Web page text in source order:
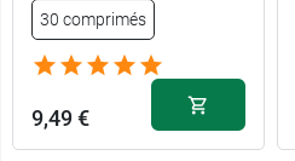
30 comprimés
9,49 €